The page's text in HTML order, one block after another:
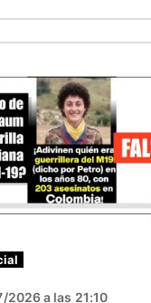
2026 a las 21:10